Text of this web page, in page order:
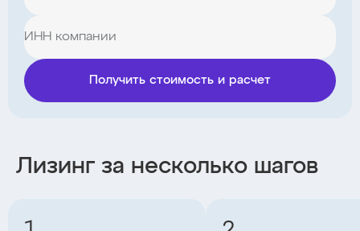
Получить стоимость и расчет
Лизинг за несколько шагов